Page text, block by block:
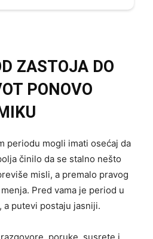
ZASTOJA DO
PONOVO
periodu mogli imati osećaj da
činilo da se stalno nešto
misli, a premalo pravog
Pred vama je period u
, a putevi postaju jasniji.